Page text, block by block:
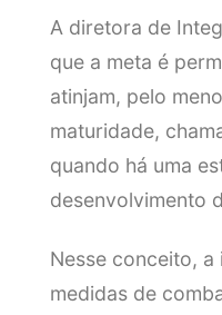
A diretora de
que a meta é
atinjam, pelo
maturidade,
quando há uma
desenvolvimento
Nesse conceito,
medidas de